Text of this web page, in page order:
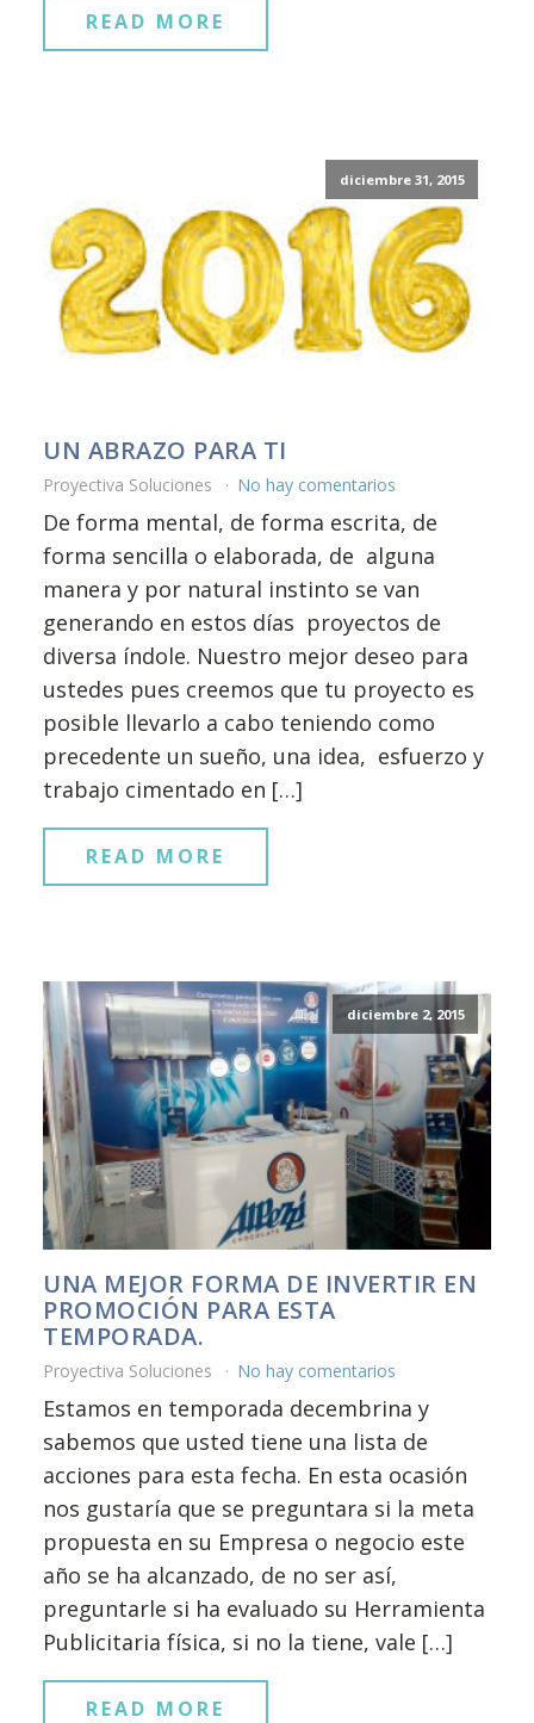
READ MORE
diciembre 31, 2015
UN ABRAZO PARA TI
Proyectiva Soluciones No hay comentarios
De forma mental, de forma escrita, de
forma sencilla o elaborada, de alguna
manera y por natural instinto se van
generando en estos días proyectos de
diversa índole. Nuestro mejor deseo para
ustedes pues creemos que tu proyecto es
posible llevarlo a cabo teniendo como
precedente un sueño, una idea, esfuerzo y
trabajo cimentado en […]
READ MORE
diciembre 2, 2015
UNA MEJOR FORMA DE INVERTIR EN
PROMOCIÓN PARA ESTA
TEMPORADA.
Proyectiva Soluciones No hay comentarios
Estamos en temporada decembrina y
sabemos que usted tiene una lista de
acciones para esta fecha. En esta ocasión
nos gustaría que se preguntara si la meta
propuesta en su Empresa o negocio este
año se ha alcanzado, de no ser así,
preguntarle si ha evaluado su Herramienta
Publicitaria física, si no la tiene, vale […]
READ MORE